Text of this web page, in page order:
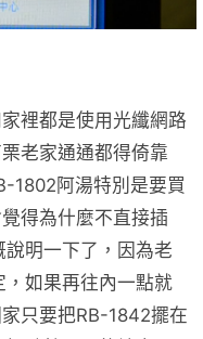
裡都是使用光纖網路
老家通通都得倚靠
1802阿湯特別是要買
得為什麼不直接插
明一下了，因為老
如果再往內一點就
只要把RB-1842擺在